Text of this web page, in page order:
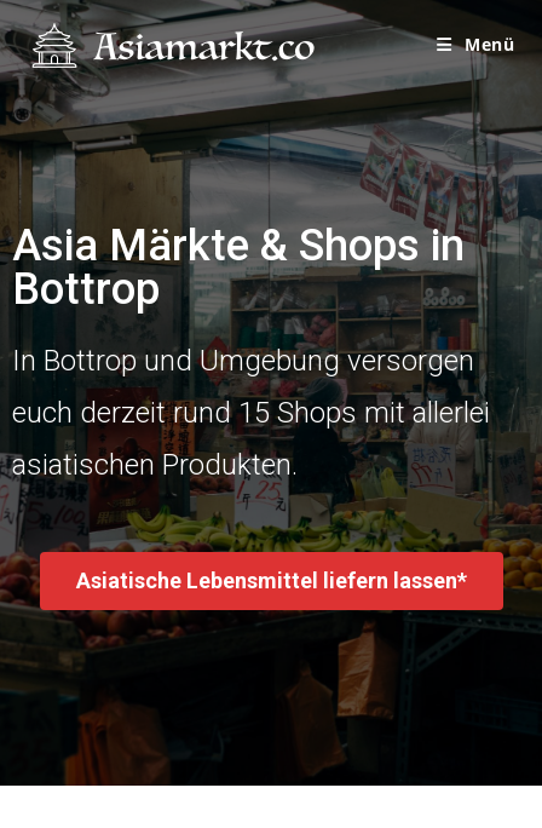
Menü
Asia Märkte & Shops in
Bottrop
In Bottrop und Umgebung versorgen
euch derzeit rund 15 Shops mit allerlei
asiatischen Produkten.
Asiatische Lebensmittel liefern lassen*